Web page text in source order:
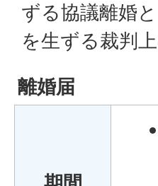
ずる協議離婚
を生ずる裁判
離婚届